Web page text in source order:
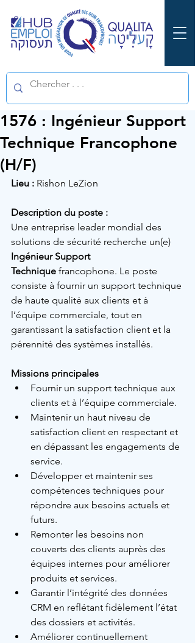
1576 : Ingénieur Support
Technique Francophone
(H/F)
Lieu : Rishon LeZion
Description du poste :
Une entreprise leader mondial des
solutions de sécurité recherche un(e)
Ingénieur Support
Technique francophone. Le poste
consiste à fournir un support technique
de haute qualité aux clients et à
l’équipe commerciale, tout en
garantissant la satisfaction client et la
pérennité des systèmes installés.
Missions principales
Fournir un support technique aux
clients et à l’équipe commerciale.
Maintenir un haut niveau de
satisfaction client en respectant et
en dépassant les engagements de
service.
Développer et maintenir ses
compétences techniques pour
répondre aux besoins actuels et
futurs.
Remonter les besoins non
couverts des clients auprès des
équipes internes pour améliorer
produits et services.
Garantir l’intégrité des données
CRM en reflétant fidèlement l’état
des dossiers et activités.
Améliorer continuellement